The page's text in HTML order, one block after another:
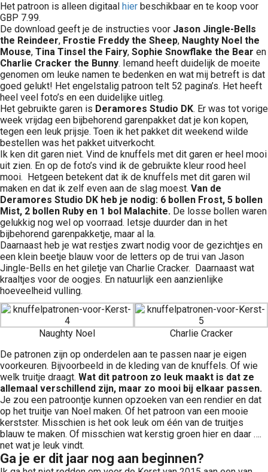
Het patroon is alleen digitaal hier beschikbaar en te koop voor
GBP 7.99.
De download geeft je de instructies voor Jason Jingle-Bells
the Reindeer, Frostie Freddy the Sheep, Naughty Noel the
Mouse, Tina Tinsel the Fairy, Sophie Snowflake the Bear en
Charlie Cracker the Bunny. Iemand heeft duidelijk de moeite
genomen om leuke namen te bedenken en wat mij betreft is dat
goed gelukt! Het engelstalig patroon telt 52 pagina’s. Het heeft
heel veel foto’s en een duidelijke uitleg.
Het gebruikte garen is Deramores Studio DK. Er was tot vorige
week vrijdag een bijbehorend garenpakket dat je kon kopen,
tegen een leuk prijsje. Toen ik het pakket dit weekend wilde
bestellen was het pakket uitverkocht.
Ik ken dit garen niet. Vind de knuffels met dit garen er heel mooi
uit zien. En op de foto’s vind ik de gebruikte kleur rood heel
mooi. Hetgeen betekent dat ik de knuffels met dit garen wil
maken en dat ik zelf even aan de slag moest. Van de
Deramores Studio DK heb je nodig: 6 bollen Frost, 5 bollen
Mist, 2 bollen Ruby en 1 bol Malachite. De losse bollen waren
gelukkig nog wel op voorraad. Ietsje duurder dan in het
bijbehorend garenpakketje, maar al la.
Daarnaast heb je wat restjes zwart nodig voor de gezichtjes en
een klein beetje blauw voor de letters op de trui van Jason
Jingle-Bells en het giletje van Charlie Cracker. Daarnaast wat
kraaltjes voor de oogjes. En natuurlijk een aanzienlijke
hoeveelheid vulling.
Naughty Noel
Charlie Cracker
De patronen zijn op onderdelen aan te passen naar je eigen
voorkeuren. Bijvoorbeeld in de kleding van de knuffels. Of wie
welk truitje draagt. Wat dit patroon zo leuk maakt is dat ze
allemaal verschillend zijn, maar zo mooi bij elkaar passen.
Je zou een patroontje kunnen opzoeken van een rendier en dat
op het truitje van Noel maken. Of het patroon van een mooie
kerstster. Misschien is het ook leuk om één van de truitjes
blauw te maken. Of misschien wat kerstig groen hier en daar ….
net wat je leuk vindt.
Ga je er dit jaar nog aan beginnen?